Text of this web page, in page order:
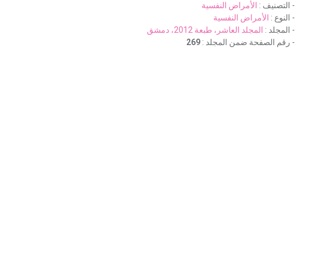
- التصنيف : الأمراض النفسية
- النوع : الأمراض النفسية
- المجلد : المجلد العاشر، طبعة 2012، دمشق
- رقم الصفحة ضمن المجلد : 269